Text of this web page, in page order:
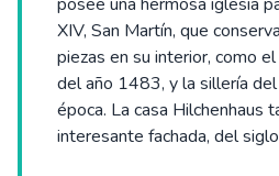
XIV, San Martín, que
piezas en su interior, como
del año 1483, y la sillería
época. La casa Hilchenhaus
interesante fachada, del